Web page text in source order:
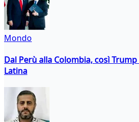
Mondo
Dal Perù alla Colombia, così
Latina